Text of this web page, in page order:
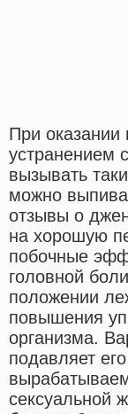
При
устранением
вызывать
можно
отзывы о
на хорошую
побочные
головной
положении
повышения
организма.
подавляет
сексуальной